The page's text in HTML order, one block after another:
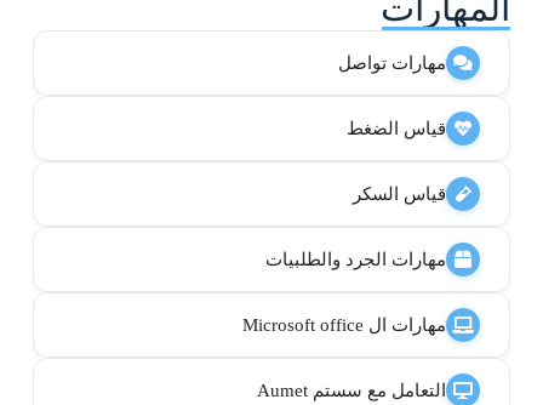
المهارات
مهارات تواصل
قياس الضغط
قياس السكر
مهارات الجرد والطلبيات
مهارات ال Microsoft office
التعامل مع سستم Aumet